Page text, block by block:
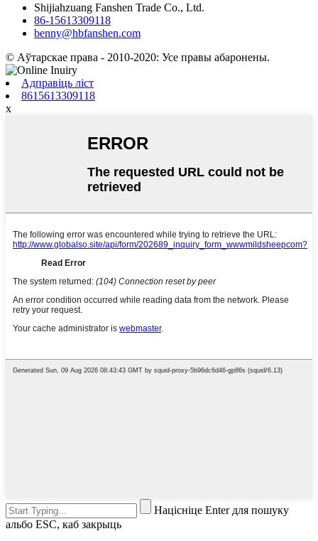
Shijiahzuang Fanshen Trade Co., Ltd.
86-15613309118
benny@hbfanshen.com
© Аўтарскае права - 2010-2020: Усе правы абаронены.
Адправіць ліст
8615613309118
x
Націсніце Enter для пошуку
альбо ESC, каб закрыць